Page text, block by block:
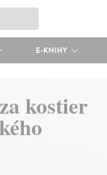
E-KNIHY
kostier